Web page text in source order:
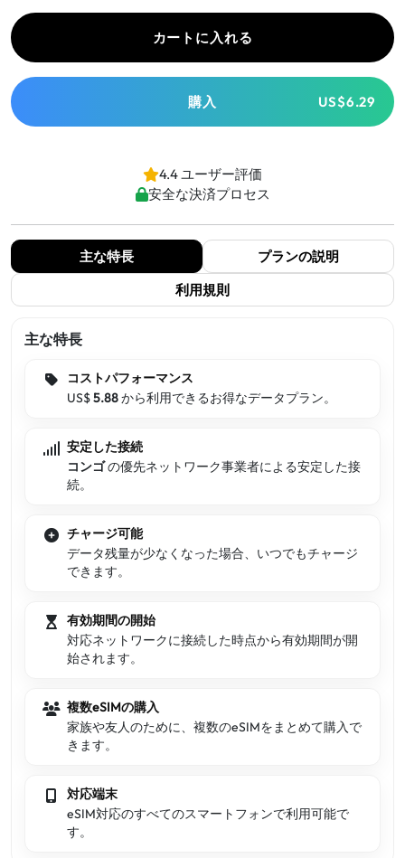
カートに入れる
購入 US$6.29
4.4 ユーザー評価
安全な決済プロセス
主な特長
プランの説明
利用規則
主な特長
コストパフォーマンス
US$5.88から利用できるお得なデータプラン。
安定した接続
コンゴの優先ネットワーク事業者による安定した接
続。
チャージ可能
データ残量が少なくなった場合、いつでもチャージ
できます。
有効期間の開始
対応ネットワークに接続した時点から有効期間が開
始されます。
複数eSIMの購入
家族や友人のために、複数のeSIMをまとめて購入で
きます。
対応端末
eSIM対応のすべてのスマートフォンで利用可能で
す。